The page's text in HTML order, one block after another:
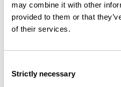
may combine it with other
provided to them or that
of their services.
Selection
Strictly necessary